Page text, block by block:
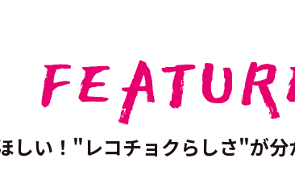
しい！ "レコチョクらしさ"が分